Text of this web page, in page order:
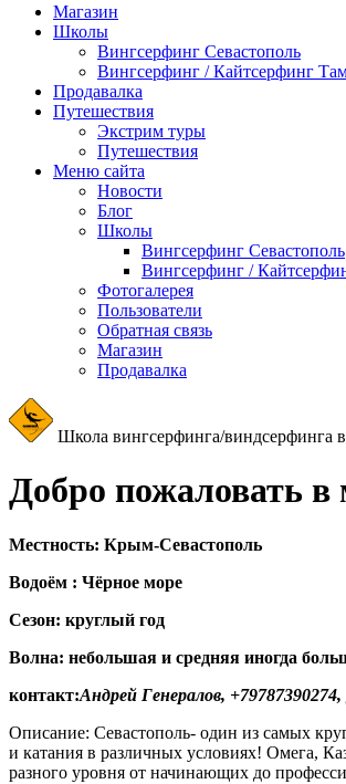
Магазин
Школы
Вингсерфинг Севастополь
Вингсерфинг / Кайтсерфинг
Продавалка
Путешествия
Экстрим туры
Путешествия
Меню сайта
Новости
Блог
Школы
Вингсерфинг Севастополь
Вингсерфинг /
Фотогалерея
Пользователи
Обратная связь
Магазин
Продавалка
Школа вингсерфинга/виндсерфинга
Добро пожаловать в
Местность: Крым-Севастополь
Водоём : Чёрное море
Сезон: круглый год
Волна: небольшая и средняя иногда
контакт:Андрей Генералов,
Описание: Севастополь- один из самых
и катания в различных условиях! Омега,
разного уровня от начинающих до